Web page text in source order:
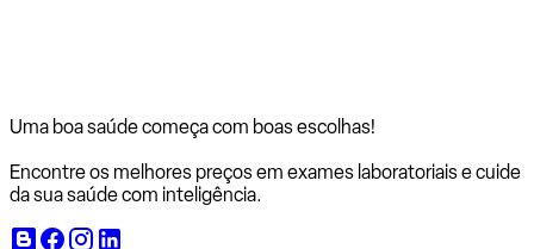
Uma boa saúde começa com boas escolhas!
Encontre os melhores preços em exames laboratoriais e cuide
da sua saúde com inteligência.